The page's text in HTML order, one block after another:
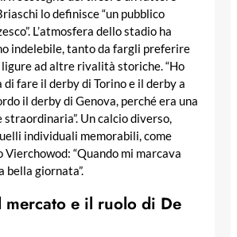
lo definisce “un pubblico
L’atmosfera dello stadio ha
indelebile, tanto da fargli preferire
ad altre rivalità storiche. “Ho
fare il derby di Torino e il derby a
il derby di Genova, perché era una
straordinaria”. Un calcio diverso,
individuali memorabili, come
“Quando mi marcava
bella giornata”.
mercato e il ruolo di De